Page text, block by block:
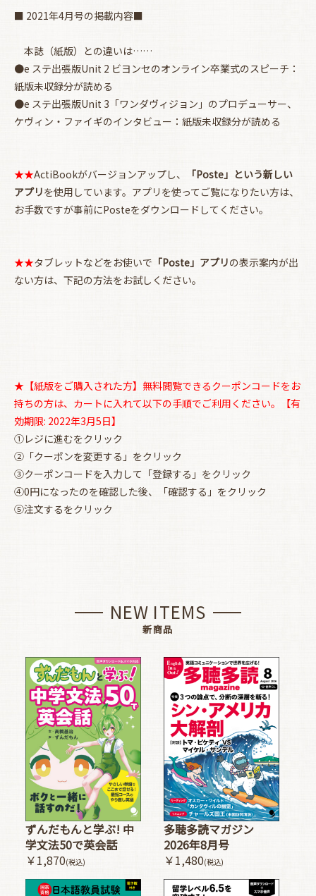
お買い物を続ける カートへ進む
■ 2021年4月号の掲載内容■
本誌（紙版）との違いは……
●e ステ出張版Unit 2 ビヨンセのオンライン卒業式のスピーチ：
紙版未収録分が読める
●e ステ出張版Unit 3「ワンダヴィジョン」のプロデューサー、
ケヴィン・ファイギのインタビュー：紙版未収録分が読める
★★ActiBookがバージョンアップし、
「Poste」という新しい
アプリを使用しています。アプリを使ってご覧になりたい方は、
お手数ですが事前にPosteをダウンロードしてください。
★★タブレットなどをお使いで 「Poste」アプリの表示案内が出
ない方は、下記の方法をお試しください。
★【紙版をご購入された方】無料閲覧できるクーポンコードをお
持ちの方は、カートに入れて以下の手順でご利用ください。【有
効期限: 2022年3月5日】
①レジに進むをクリック
②「クーポンを変更する」をクリック
③クーポンコードを入力して「登録する」をクリック
④0円になったのを確認した後、「確認する」をクリック
⑤注文するをクリック
NEW ITEMS
新商品
ずんだもんと学ぶ! 中
学文法50で英会話
￥1,870(税込)
多聴多読マガジン
2026年8月号
￥1,480(税込)